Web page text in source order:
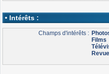
• Intérêts :
Champs d'intérêts :
Films